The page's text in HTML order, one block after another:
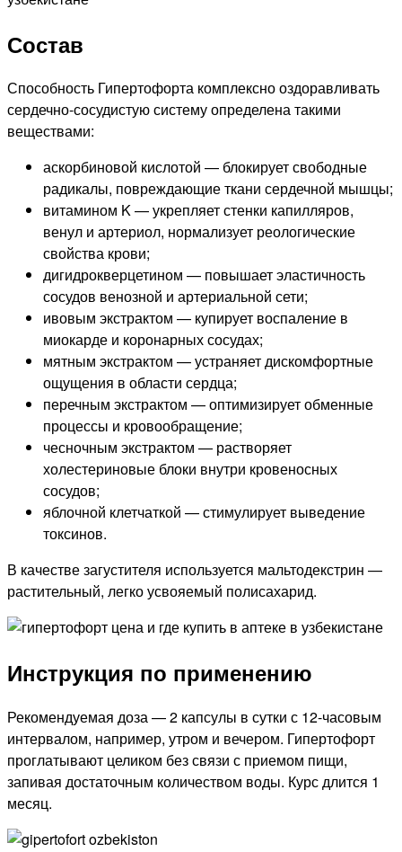
Состав
Способность Гипертофорта комплексно оздоравливать
сердечно-сосудистую систему определена такими
веществами:
аскорбиновой кислотой — блокирует свободные
радикалы, повреждающие ткани сердечной мышцы;
витамином K — укрепляет стенки капилляров,
венул и артериол, нормализует реологические
свойства крови;
дигидрокверцетином — повышает эластичность
сосудов венозной и артериальной сети;
ивовым экстрактом — купирует воспаление в
миокарде и коронарных сосудах;
мятным экстрактом — устраняет дискомфортные
ощущения в области сердца;
перечным экстрактом — оптимизирует обменные
процессы и кровообращение;
чесночным экстрактом — растворяет
холестериновые блоки внутри кровеносных
сосудов;
яблочной клетчаткой — стимулирует выведение
токсинов.
В качестве загустителя используется мальтодекстрин —
растительный, легко усвояемый полисахарид.
Инструкция по применению
Рекомендуемая доза — 2 капсулы в сутки с 12-часовым
интервалом, например, утром и вечером. Гипертофорт
проглатывают целиком без связи с приемом пищи,
запивая достаточным количеством воды. Курс длится 1
месяц.